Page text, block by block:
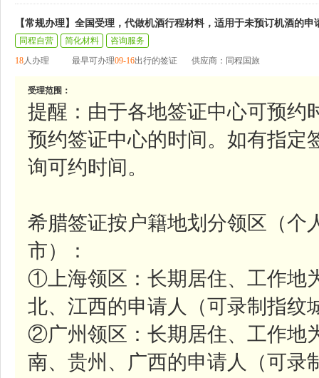
【常规办理】全国受理，代做机酒行程材料，适用于未预订机酒的申
同程自营 简化材料
咨询服务
18人办理 最早可办理09-16出行的签证 供应商：同程国旅
受理范围：
提醒：由于各地签证中心可预约
预约签证中心的时间。如有指定
询可约时间。
希腊签证按户籍地划分领区（个
市）：
①上海领区：长期居住、工作地
北、江西的申请人（可录制指纹
②广州领区：长期居住、工作地
南、贵州、广西的申请人（可录